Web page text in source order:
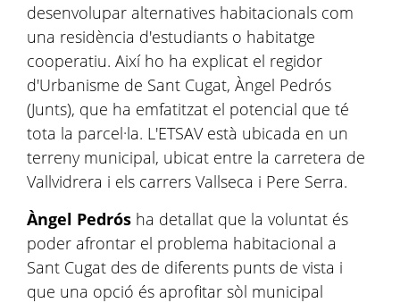
desenvolupar alternatives habitacionals com
una residència d'estudiants o habitatge
cooperatiu. Així ho ha explicat el regidor
d'Urbanisme de Sant Cugat, Àngel Pedrós
(Junts), que ha emfatitzat el potencial que té
tota la parcel·la. L'ETSAV està ubicada en un
terreny municipal, ubicat entre la carretera de
Vallvidrera i els carrers Vallseca i Pere Serra.
Àngel Pedrós ha detallat que la voluntat és
poder afrontar el problema habitacional a
Sant Cugat des de diferents punts de vista i
que una opció és aprofitar sòl municipal